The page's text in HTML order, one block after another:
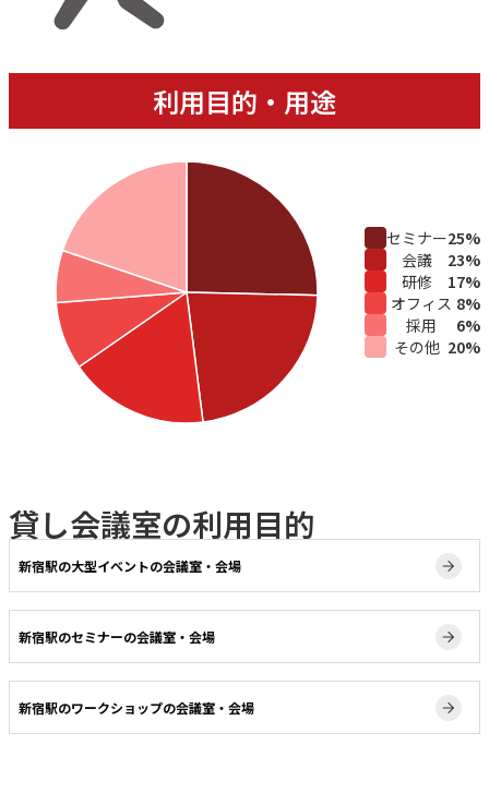
利用目的・用途
セミナー25%
会議
23%
研修
17%
オフィス 8%
採用
6%
その他 20%
貸し会議室の利用目的
新宿駅の大型イベントの会議室・会場
新宿駅のセミナーの会議室・会場
新宿駅のワークショップの会議室・会場